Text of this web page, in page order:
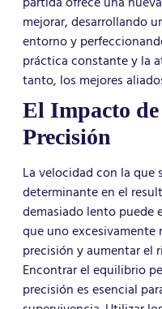
mejorar, desarrollando
entorno y
práctica constante y la
tanto, los mejores
El Impacto
Precisión
La velocidad con la que
determinante en el
demasiado lento puede
que uno
precisión y aumentar el
Encontrar el equilibrio
precisión es esencial